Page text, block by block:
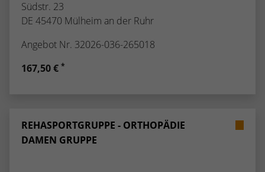
Südstr. 23
DE 45470 Mülheim an der Ruhr
Angebot Nr. 32026-036-265018
167,50 € *
REHASPORTGRUPPE - ORTHOPÄDIE
DAMEN GRUPPE